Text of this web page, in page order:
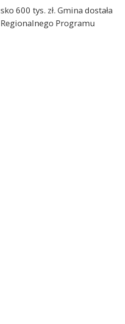
600 tys. zł. Gmina dostała
Programu